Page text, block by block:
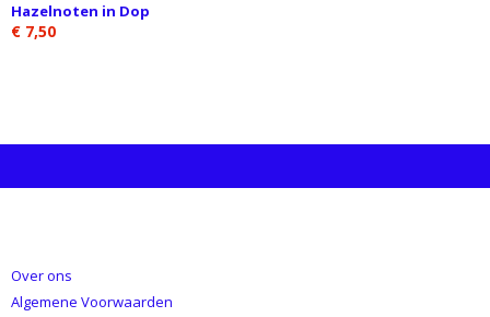
Hazelnoten in Dop
€ 7,50
Over ons
Algemene Voorwaarden